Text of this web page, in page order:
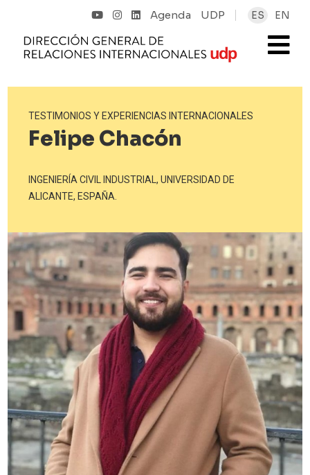
Agenda UDP ES EN
TESTIMONIOS Y EXPERIENCIAS INTERNACIONALES
Felipe Chacón
INGENIERÍA CIVIL INDUSTRIAL, UNIVERSIDAD DE
ALICANTE, ESPAÑA.